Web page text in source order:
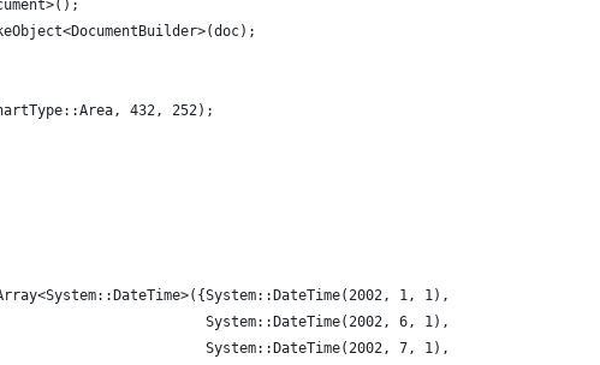
432, 252);
1, 1),
System::DateTime(2002, 6, 1),
System::DateTime(2002, 7, 1),